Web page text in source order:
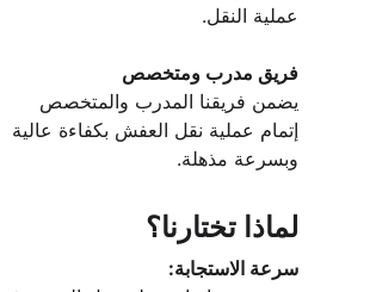
عملية النقل.
فريق مدرب ومتخصص
يضمن فريقنا المدرب والمتخصص
إتمام عملية نقل العفش بكفاءة عالية
وبسرعة مذهلة.
لماذا تختارنا؟
سرعة الاستجابة: